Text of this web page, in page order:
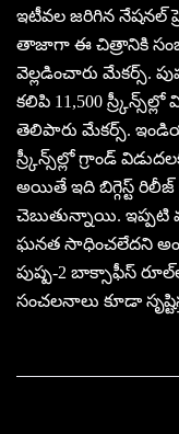
ఇటీవల జరిగిన నేషనల్‌
తాజాగా ఈ చిత్రానికి
వెల్లడించారు మేకర్స్‌.
కలిపి 11,500
తెలిపారు మేకర్స్‌.
స్ర్కీన్స్‌ల్లో గ్రాండ్‌
అయితే ఇది బిగ్గెస్ట్‌
చెబుతున్నాయి.
ఘనత సాధించలేదని
పుష్ప-2 బాక్సాఫీస్‌
సంచలనాలు కూడా